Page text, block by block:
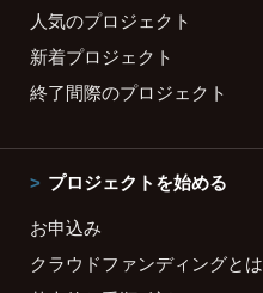
人気のプロジェクト
新着プロジェクト
終了間際のプロジェクト
プロジェクトを始める
お申込み
クラウドファンディングとは